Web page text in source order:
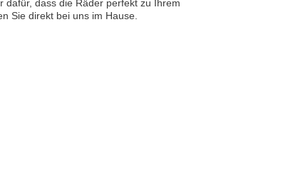
dafür, dass die Räder perfekt zu Ihrem
Sie direkt bei uns im Hause.